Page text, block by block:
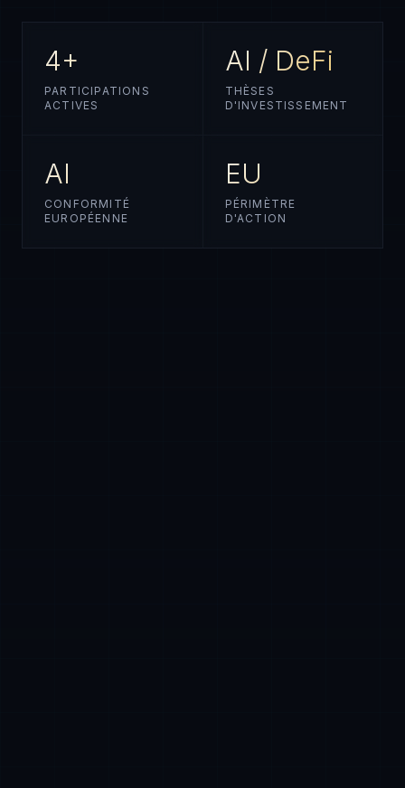
4+
PARTICIPATIONS
ACTIVES
AI / DeFi
THÈSES
D'INVESTISSEMENT
AI
CONFORMITÉ
EUROPÉENNE
EU
PÉRIMÈTRE
D'ACTION